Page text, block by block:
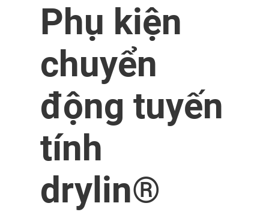
Phụ kiện
chuyển
động tuyến
tính
drylin®